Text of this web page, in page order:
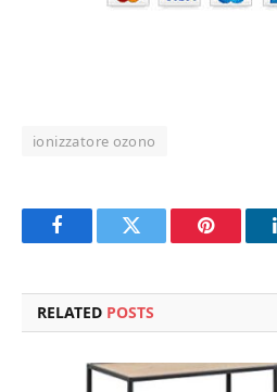
ionizzatore ozono
FacebookTwitter Pinterest
RELATED POSTS